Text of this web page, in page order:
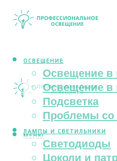
ОСВЕЩЕНИЕ
Освещение в
Освещение в
Подсветка
Проблемы со
ЛАМПЫ И СВЕТИЛЬНИКИ
Светодиоды
Цоколи и
МЕНЮ